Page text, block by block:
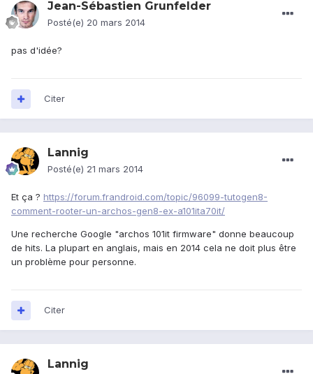
Jean-Sébastien Grunfelder
Posté(e) 20 mars 2014
pas d'idée?
Citer
Lannig
Posté(e) 21 mars 2014
Et ça ? https://forum.frandroid.com/topic/96099-tutogen8-
comment-rooter-un-archos-gen8-ex-a101ita70it/
Une recherche Google "archos 101it firmware" donne beaucoup
de hits. La plupart en anglais, mais en 2014 cela ne doit plus être
un problème pour personne.
Citer
Lannig